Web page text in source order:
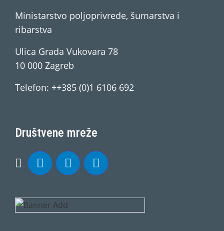
Ministarstvo poljoprivrede, šumarstva i
ribarstva
Ulica Grada Vukovara 78
10 000 Zagreb
Telefon: ++385 (0)1 6106 692
Društvene mreže